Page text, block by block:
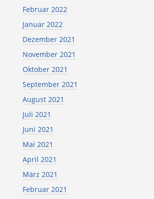
Februar 2022
Januar 2022
Dezember 2021
November 2021
Oktober 2021
September 2021
August 2021
Juli 2021
Juni 2021
Mai 2021
April 2021
März 2021
Februar 2021